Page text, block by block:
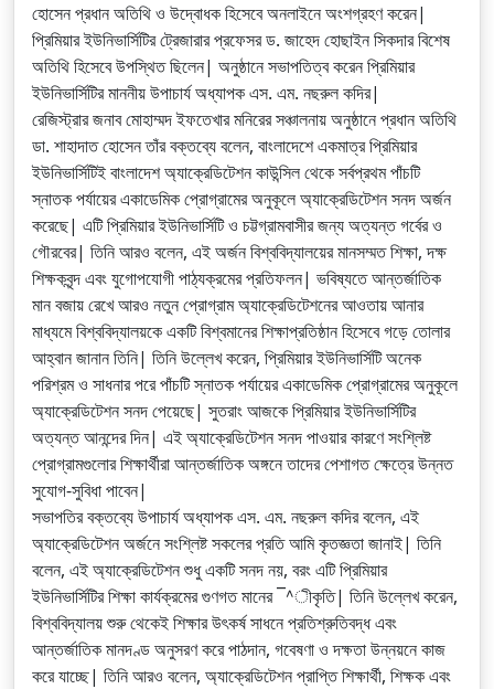
হোসেন প্রধান অতিথি ও উদ্বোধক হিসেবে অনলাইনে অংশগ্রহণ করেন|
প্রিমিয়ার ইউনিভার্সিটির ট্রেজারার প্রফেসর ড. জাহেদ হোছাইন সিকদার বিশেষ
অতিথি হিসেবে উপস্থিত ছিলেন| অনুষ্ঠানে সভাপতিত্ব করেন প্রিমিয়ার
ইউনিভার্সিটির মাননীয় উপাচার্য অধ্যাপক এস. এম. নছরুল কদির|
রেজিস্ট্রার জনাব মোহাম্মদ ইফতেখার মনিরের সঞ্চালনায় অনুষ্ঠানে প্রধান অতিথি
ডা. শাহাদাত হোসেন তাঁর বক্তব্যে বলেন, বাংলাদেশে একমাত্র প্রিমিয়ার
ইউনিভার্সিটিই বাংলাদেশ অ্যাক্রেডিটেশন কাউন্সিল থেকে সর্বপ্রথম পাঁচটি
স্নাতক পর্যায়ের একাডেমিক প্রোগ্রামের অনুকূলে অ্যাক্রেডিটেশন সনদ অর্জন
করেছে| এটি প্রিমিয়ার ইউনিভার্সিটি ও চট্টগ্রামবাসীর জন্য অত্যন্ত গর্বের ও
গৌরবের| তিনি আরও বলেন, এই অর্জন বিশ্ববিদ্যালয়ের মানসম্মত শিক্ষা, দক্ষ
শিক্ষকবৃন্দ এবং যুগোপযোগী পাঠ্যক্রমের প্রতিফলন| ভবিষ্যতে আন্তর্জাতিক
মান বজায় রেখে আরও নতুন প্রোগ্রাম অ্যাক্রেডিটেশনের আওতায় আনার
মাধ্যমে বিশ্ববিদ্যালয়কে একটি বিশ্বমানের শিক্ষাপ্রতিষ্ঠান হিসেবে গড়ে তোলার
আহ্বান জানান তিনি| তিনি উল্লেখ করেন, প্রিমিয়ার ইউনিভার্সিটি অনেক
পরিশ্রম ও সাধনার পরে পাঁচটি স্নাতক পর্যায়ের একাডেমিক প্রোগ্রামের অনুকূলে
অ্যাক্রেডিটেশন সনদ পেয়েছে| সুতরাং আজকে প্রিমিয়ার ইউনিভার্সিটির
অত্যন্ত আনন্দের দিন| এই অ্যাক্রেডিটেশন সনদ পাওয়ার কারণে সংশ্লিষ্ট
প্রোগ্রামগুলোর শিক্ষার্থীরা আন্তর্জাতিক অঙ্গনে তাদের পেশাগত ক্ষেত্রে উন্নত
সুযোগ-সুবিধা পাবেন|
সভাপতির বক্তব্যে উপাচার্য অধ্যাপক এস. এম. নছরুল কদির বলেন, এই
অ্যাক্রেডিটেশন অর্জনে সংশ্লিষ্ট সকলের প্রতি আমি কৃতজ্ঞতা জানাই| তিনি
বলেন, এই অ্যাক্রেডিটেশন শুধু একটি সনদ নয়, বরং এটি প্রিমিয়ার
ইউনিভার্সিটির শিক্ষা কার্যক্রমের গুণগত মানের ¯^ীকৃতি| তিনি উল্লেখ করেন,
বিশ্ববিদ্যালয় শুরু থেকেই শিক্ষার উৎকর্ষ সাধনে প্রতিশ্রুতিবদ্ধ এবং
আন্তর্জাতিক মানদণ্ড অনুসরণ করে পাঠদান, গবেষণা ও দক্ষতা উন্নয়নে কাজ
করে যাচ্ছে| তিনি আরও বলেন, অ্যাক্রেডিটেশন প্রাপ্তি শিক্ষার্থী, শিক্ষক এবং